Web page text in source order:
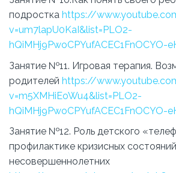
подростка https://
v=um7lapU0KaI&list=PLO2-
hQiMHj9PwoCPYufACEC1FnOCYO-
Занятие №11. Игровая терапия.
родителей https://
v=m5XMHiEoWu4&list=PLO2-
hQiMHj9PwoCPYufACEC1FnOCYO-
Занятие №12. Роль детского
профилактике кризисных
несовершеннолетних